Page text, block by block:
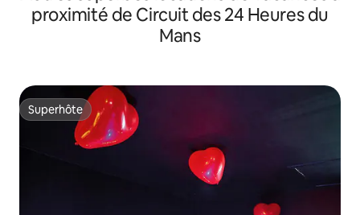
proximité de Circuit des 24 Heures du
Mans
Superhôte
Superhôte